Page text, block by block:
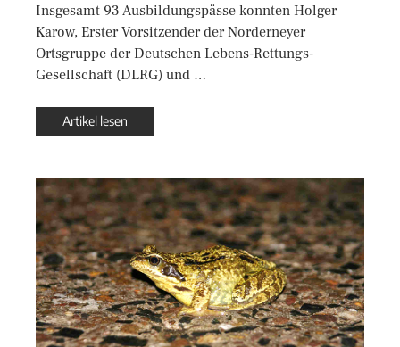
Insgesamt 93 Ausbildungspässe konnten Holger
Karow, Erster Vorsitzender der Norderneyer
Ortsgruppe der Deutschen Lebens-Rettungs-
Gesellschaft (DLRG) und …
Artikel lesen